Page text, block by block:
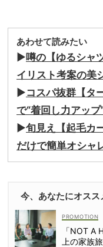
あわせて読みたい
▶噂の【ゆるシャ
イリスト考案の美
▶コスパ抜群【タ
で“着回し力アップ
▶旬見え【起毛カ
だけで簡単オシャ
今、あなたにオスス
「NOT A
上の家族